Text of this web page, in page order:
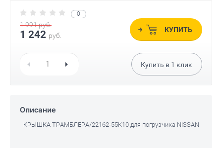
0
1 991руб.
1 242 руб.
КУПИТЬ
Купить в 1 клик
Описание
КРЫШКА ТРАМБЛЕРА/22162-55K10 для погрузчика NISSAN